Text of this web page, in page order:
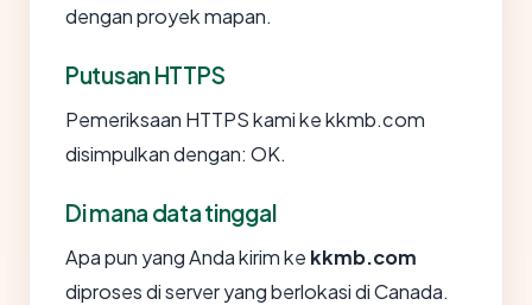
dengan proyek mapan.
Putusan HTTPS
Pemeriksaan HTTPS kami ke kkmb.com
disimpulkan dengan: OK.
Di mana data tinggal
Apa pun yang Anda kirim ke kkmb.com
diproses di server yang berlokasi di Canada.